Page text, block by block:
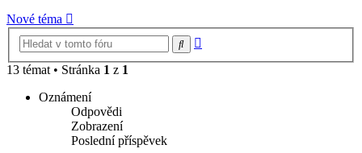
Nové téma
Hledat
13 témat • Stránka 1 z 1
Oznámení
Odpovědi
Zobrazení
Poslední příspěvek